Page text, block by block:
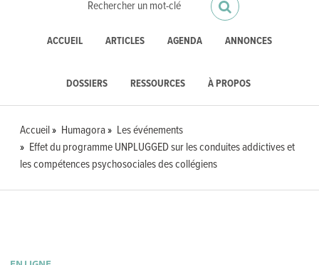
ACCUEIL ARTICLES AGENDA ANNONCES
DOSSIERS RESSOURCES À PROPOS
Accueil Humagora
Les événements
Effet du programme UNPLUGGED sur les conduites addictives et
les compétences psychosociales des collégiens